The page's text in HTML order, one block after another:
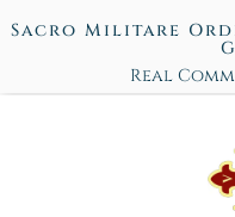
Sacro Militare
Real